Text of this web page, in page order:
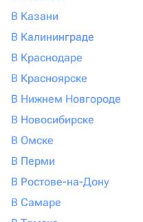
В Казани
В Калининграде
В Краснодаре
В Красноярске
В Нижнем Новгороде
В Новосибирске
В Омске
В Перми
В Ростове-на-Дону
В Самаре